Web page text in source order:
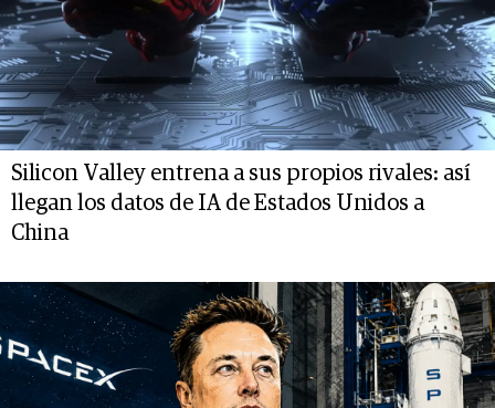
Silicon Valley entrena a sus propios rivales: así
llegan los datos de IA de Estados Unidos a
China